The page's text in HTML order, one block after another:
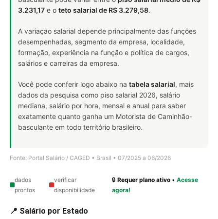
3.231,17 e o teto salarial de R$ 3.279,58.
A variação salarial depende principalmente das funções
desempenhadas, segmento da empresa, localidade,
formação, experiência na função e política de cargos,
salários e carreiras da empresa.
Você pode conferir logo abaixo na tabela salarial, mais
dados da pesquisa como piso salarial 2026, salário
mediana, salário por hora, mensal e anual para saber
exatamente quanto ganha um Motorista de Caminhão-
basculante em todo território brasileiro.
Fonte: Portal Salário / CAGED • Brasil • 07/2025 a 06/2026
dados
prontos
verificar
disponibilidade
🔒Requer plano ativo •Acesse
agora!
📍 Salário por Estado